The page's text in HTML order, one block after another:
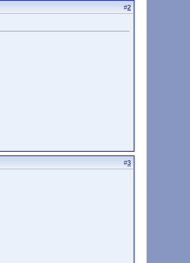
#2
#3